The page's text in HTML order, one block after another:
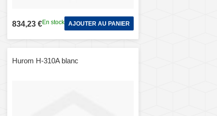
834,23 €En stock AJOUTER AU PANIER
Hurom H-310A blanc